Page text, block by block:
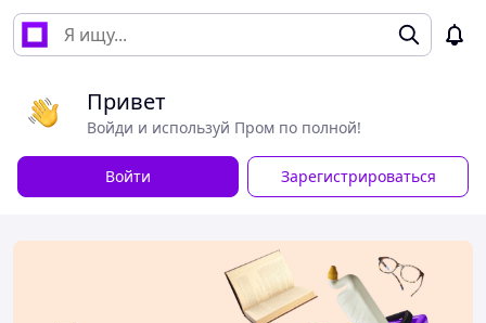
Привет
Войди и используй Пром по полной!
Войти Зарегистрироваться